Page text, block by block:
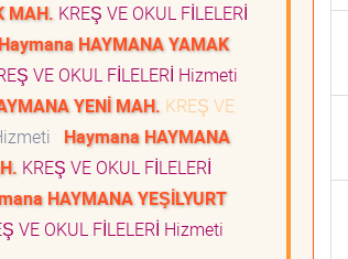
MAH. KREŞ VE OKUL FİLELERİ
Haymana HAYMANA YAMAK
VE OKUL FİLELERİ Hizmeti
YENİ MAH. KREŞ VE
Haymana HAYMANA
KREŞ VE OKUL FİLELERİ
HAYMANA YEŞİLYURT
VE OKUL FİLELERİ Hizmeti